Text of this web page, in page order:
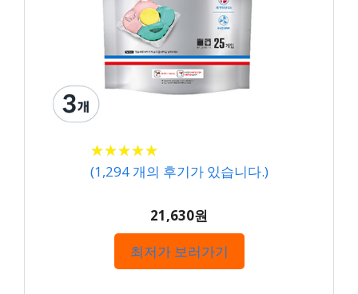
★★★★★
★★★★★
(1,294개의 후기가 있습니다.)
21,630원
최저가 보러가기